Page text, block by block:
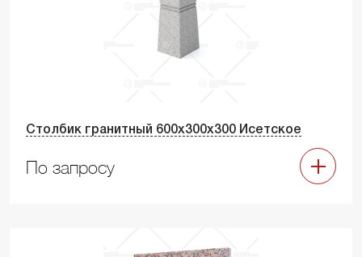
Столбик гранитный 600х300х300 Исетское
По запросу